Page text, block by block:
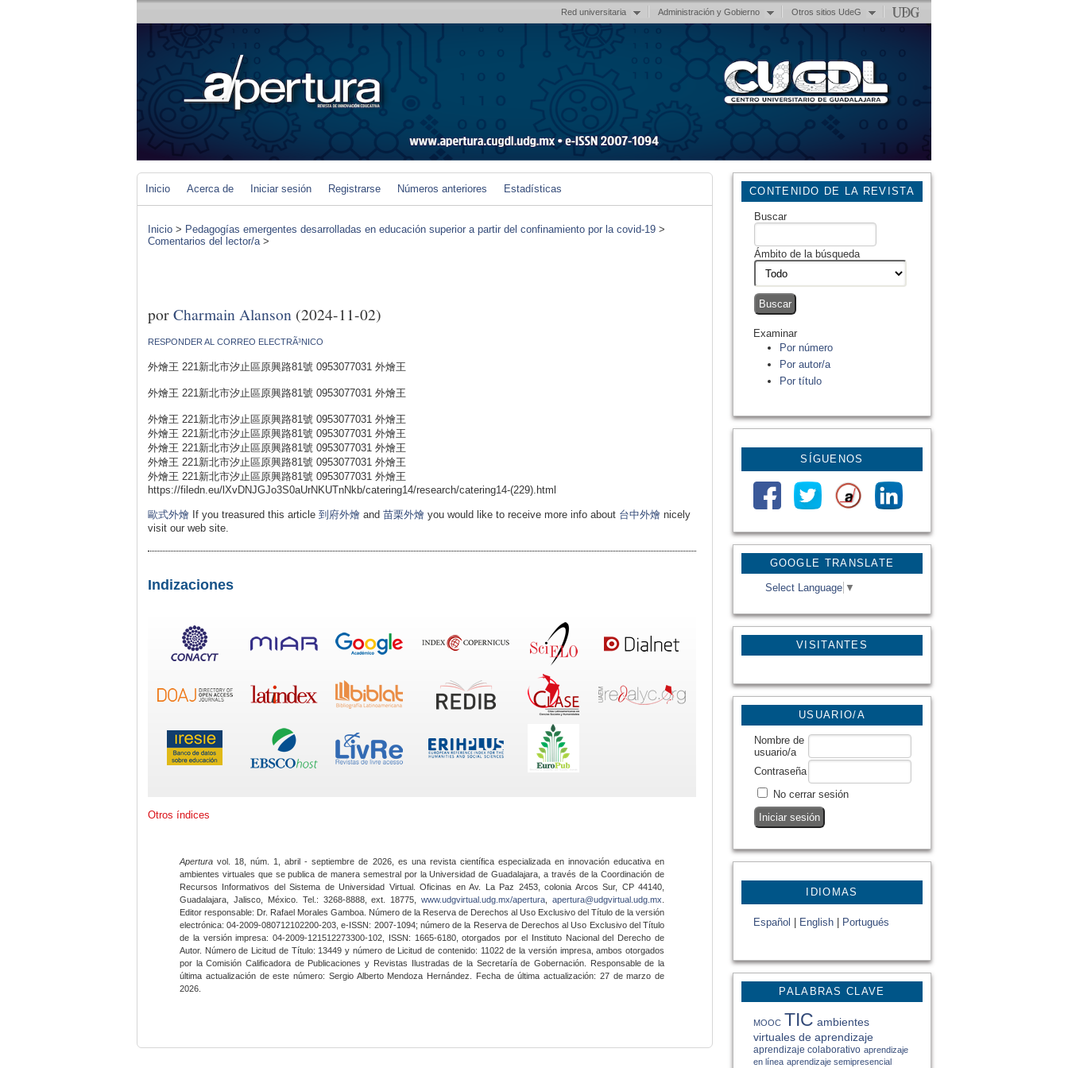
Red universitaria Administración y Gobierno Otros sitios UdeG
GOOGLE TRANSLATE
Select Language ▼
VISITANTES
CONTENIDO DE LA REVISTA
Buscar
Ámbito de la búsqueda
Examinar
Por número
Por autor/a
Por título
SÍGUENOS
USUARIO/A
Nombre de
usuario/a
Contraseña
No cerrar sesión
IDIOMAS
Español English Portugués
PALABRAS CLAVE
MOOC TIC ambientes
virtuales de aprendizaje
aprendizaje colaborativo aprendizaje
en línea aprendizaje semipresencial
Inicio Acerca de Iniciar sesión Registrarse Números anteriores Estadísticas
Inicio > Pedagogías emergentes desarrolladas en educación superior a partir del confinamiento por la covid-19 >
Comentarios del lector/a>
porCharmain Alanson (2024-11-02)
RESPONDER AL CORREO ELECTRÃ³NICO
外燴王 221新北市汐止區原興路81號 0953077031 外燴王
外燴王 221新北市汐止區原興路81號 0953077031 外燴王
外燴王 221新北市汐止區原興路81號 0953077031 外燴王
外燴王 221新北市汐止區原興路81號 0953077031 外燴王
外燴王 221新北市汐止區原興路81號 0953077031 外燴王
外燴王 221新北市汐止區原興路81號 0953077031 外燴王
外燴王 221新北市汐止區原興路81號 0953077031 外燴王
https://filedn.eu/lXvDNJGJo3S0aUrNKUTnNkb/catering14/research/catering14-(229).html
歐式外燴 If you treasured this article 到府外燴 and 苗栗外燴 you would like to receive more info about 台中外燴 nicely
visit our web site.
Indizaciones
Otros índices
Apertura vol. 18, núm. 1, abril - septiembre de 2026, es una revista científica especializada en innovación educativa en
ambientes virtuales que se publica de manera semestral por la Universidad de Guadalajara, a través de la Coordinación de
Recursos Informativos del Sistema de Universidad Virtual. Oficinas en Av. La Paz 2453, colonia Arcos Sur, CP 44140,
Guadalajara, Jalisco, México. Tel.: 3268-8888, ext. 18775,www.udgvirtual.udg.mx/apertura apertura@udgvirtual.udg.mx
Editor responsable: Dr. Rafael Morales Gamboa. Número de la Reserva de Derechos al Uso Exclusivo del Título de la versión
electrónica: 04-2009-080712102200-203, e-ISSN: 2007-1094; número de la Reserva de Derechos al Uso Exclusivo del Título
de la versión impresa: 04-2009-121512273300-102, ISSN: 1665-6180, otorgados por el Instituto Nacional del Derecho de
Autor. Número de Licitud de Título: 13449 y número de Licitud de contenido: 11022 de la versión impresa, ambos otorgados
por la Comisión Calificadora de Publicaciones y Revistas Ilustradas de la Secretaría de Gobernación. Responsable de la
última actualización de este número: Sergio Alberto Mendoza Hernández. Fecha de última actualización: 27 de marzo de
2026.